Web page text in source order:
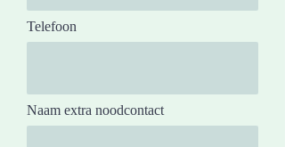
Telefoon
Naam extra noodcontact